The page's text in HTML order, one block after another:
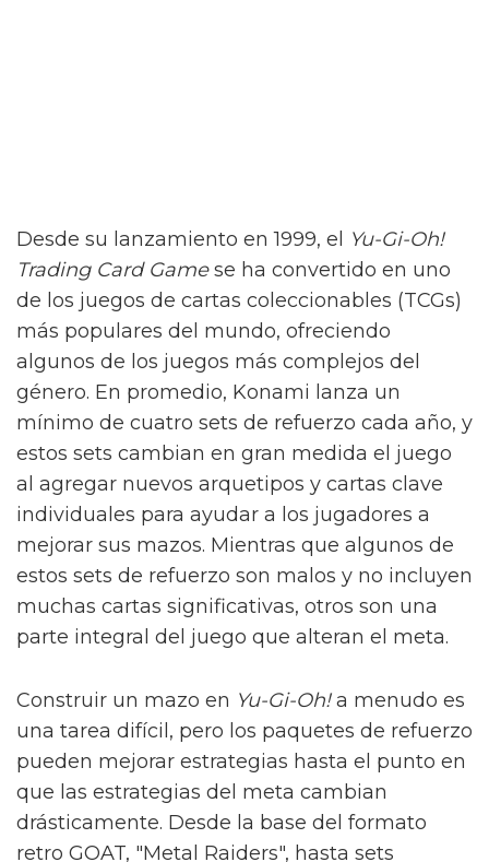
Desde su lanzamiento en 1999, el
Yu-Gi-Oh!
Trading Card Gamese ha convertido en uno
de los juegos de cartas coleccionables (TCGs)
más populares del mundo, ofreciendo
algunos de los juegos más complejos del
género. En promedio, Konami lanza un
mínimo de cuatro sets de refuerzo cada año, y
estos sets cambian en gran medida el juego
al agregar nuevos arquetipos y cartas clave
individuales para ayudar a los jugadores a
mejorar sus mazos. Mientras que algunos de
estos sets de refuerzo son malos y no incluyen
muchas cartas significativas, otros son una
parte integral del juego que alteran el meta.
Construir un mazo en Yu-Gi-Oh!a menudo es
una tarea difícil, pero los paquetes de refuerzo
pueden mejorar estrategias hasta el punto en
que las estrategias del meta cambian
drásticamente. Desde la base del formato
retro GOAT, "Metal Raiders", hasta sets